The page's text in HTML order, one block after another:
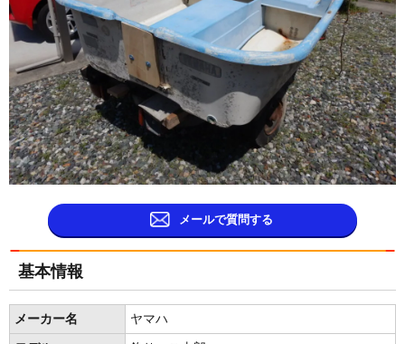
メールで質問する
基本情報
メーカー名 ヤマハ